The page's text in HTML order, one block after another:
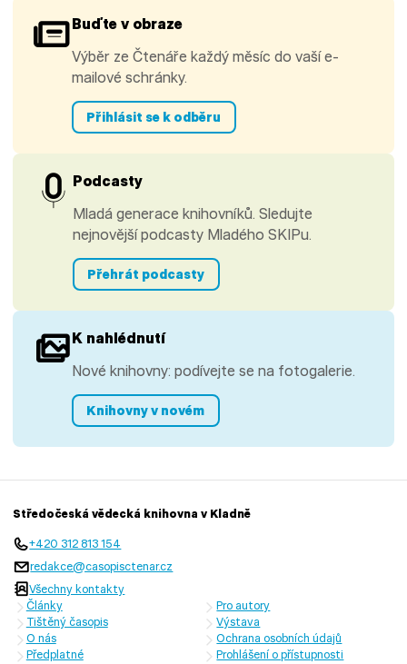
Buďte v obraze
Výběr ze Čtenáře každý měsíc do vaší e-
mailové schránky.
Přihlásit se k odběru
Podcasty
Mladá generace knihovníků. Sledujte
nejnovější podcasty Mladého SKIPu.
Přehrát podcasty
K nahlédnutí
Nové knihovny: podívejte se na fotogalerie.
Knihovny v novém
Středočeská vědecká knihovna v Kladně
+420 312 813 154
redakce@casopisctenar.cz
Všechny kontakty
Články
Tištěný časopis
O nás
Předplatné
Pro autory
Výstava
Ochrana osobních údajů
Prohlášení o přístupnosti